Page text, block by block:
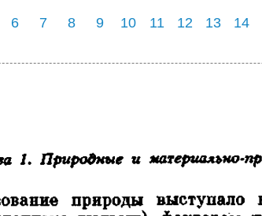
6 7 8 9 10 11 12 13 14